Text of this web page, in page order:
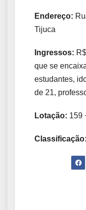
Endereço:
Tijuca
Ingressos:
que se
estudantes,
de 21,
Lotação: 159
Classificação: